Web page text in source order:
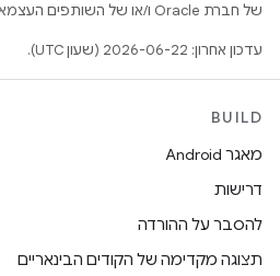
של חברת Oracle ו/או של השותפים העצמאיים שלה.
עדכון אחרון: 2026-06-22 (שעון UTC).
BUILD
מאגר Android
דרישות
להסבר על ההורדה
תצוגה מקדימה של הקודים הבינאריים